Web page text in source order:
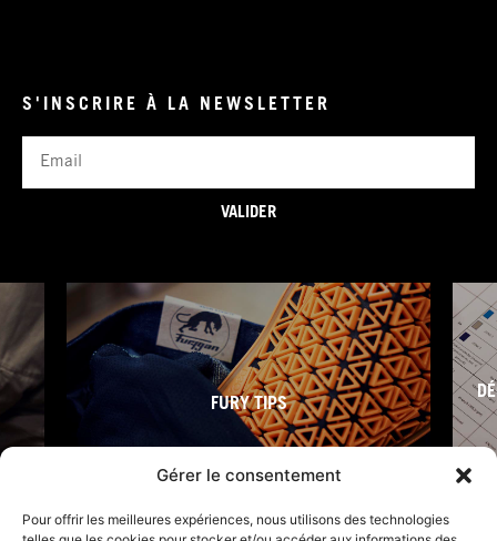
Gérer le consentement
Pour offrir les meilleures expériences, nous utilisons des technologies
S'INSCRIRE À LA NEWSLETTER
VALIDER
FURY TIPS